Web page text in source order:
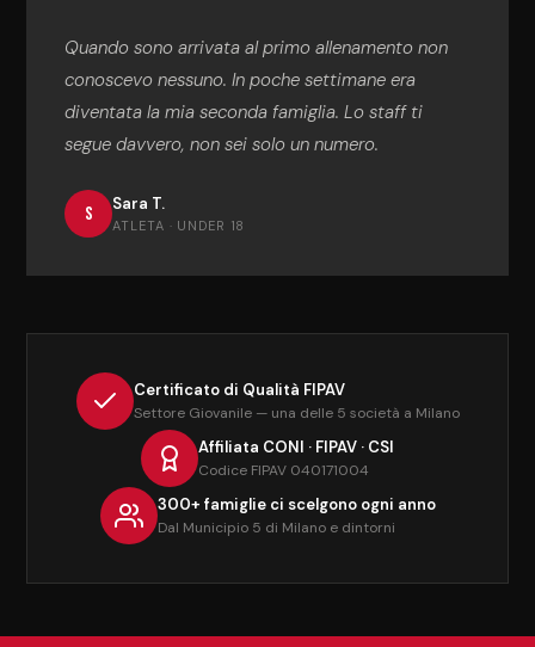
Quando sono arrivata al primo allenamento non
conoscevo nessuno. In poche settimane era
diventata la mia seconda famiglia. Lo staff ti
segue davvero, non sei solo un numero.
S Sara T.
ATLETA · UNDER 18
Certificato di Qualità FIPAV
Settore Giovanile — una delle 5 società a Milano
Affiliata CONI · FIPAV · CSI
Codice FIPAV 040171004
300+ famiglie ci scelgono ogni anno
Dal Municipio 5 di Milano e dintorni